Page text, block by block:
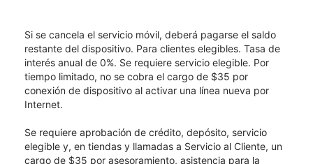
Si se cancela el servicio móvil, deberá pagarse el saldo
restante del dispositivo. Para clientes elegibles. Tasa de
interés anual de 0%. Se requiere servicio elegible. Por
tiempo limitado, no se cobra el cargo de $35 por
conexión de dispositivo al activar una línea nueva por
Internet.
Se requiere aprobación de crédito, depósito, servicio
elegible y, en tiendas y llamadas a Servicio al Cliente, un
cargo de $35 por asesoramiento, asistencia para la